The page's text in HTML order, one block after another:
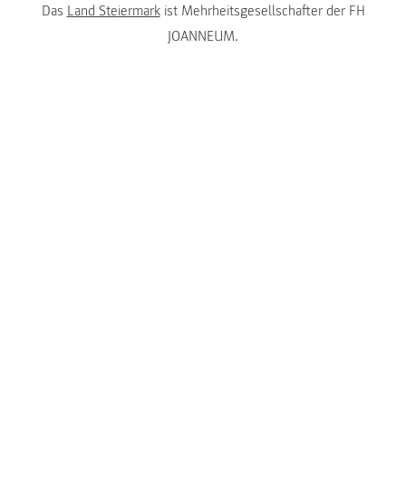
Das Land Steiermarkist Mehrheitsgesellschafter der FH
JOANNEUM.